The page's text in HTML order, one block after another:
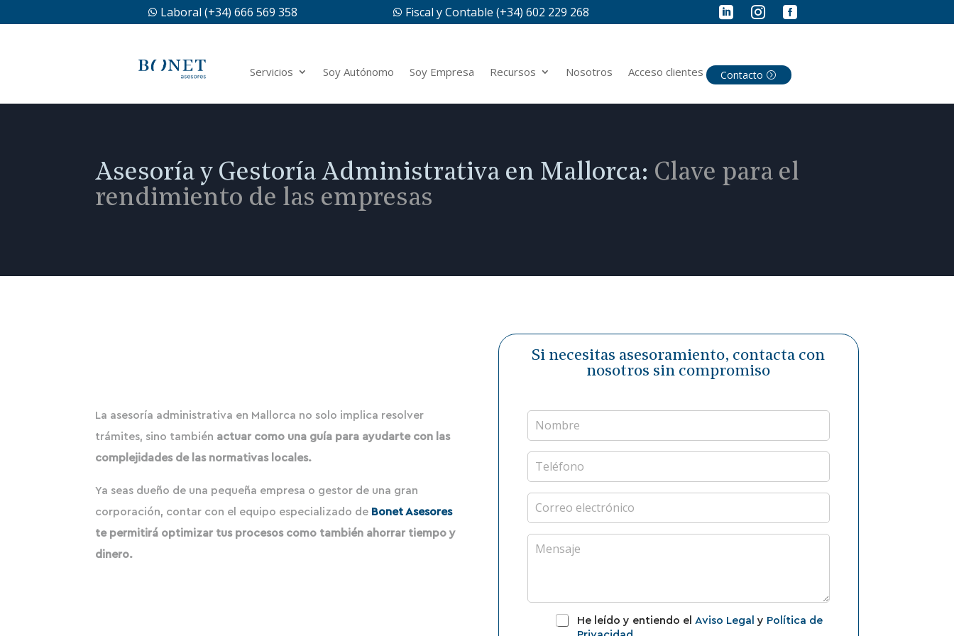
 Laboral (+34) 666 569 358  Fiscal y Contable (+34) 602 229 268   
Servicios Soy Autónomo Soy Empresa Recursos Nosotros Acceso clientes Contacto
Asesoría y Gestoría Administrativa en Mallorca: Clave para el
rendimiento de las empresas
La asesoría administrativa en Mallorca no solo implica resolver
trámites, sino también actuar como una guía para ayudarte con las
complejidades de las normativas locales.
Ya seas dueño de una pequeña empresa o gestor de una gran
corporación, contar con el equipo especializado de Bonet Asesores
te permitirá optimizar tus procesos como también ahorrar tiempo y
dinero.
Si necesitas asesoramiento, contacta con
nosotros sin compromiso
N
m
b
e
*
T
l
é
o
n
C
r
r
e
C
t
He leído y entiendo el Aviso Legal y Política de